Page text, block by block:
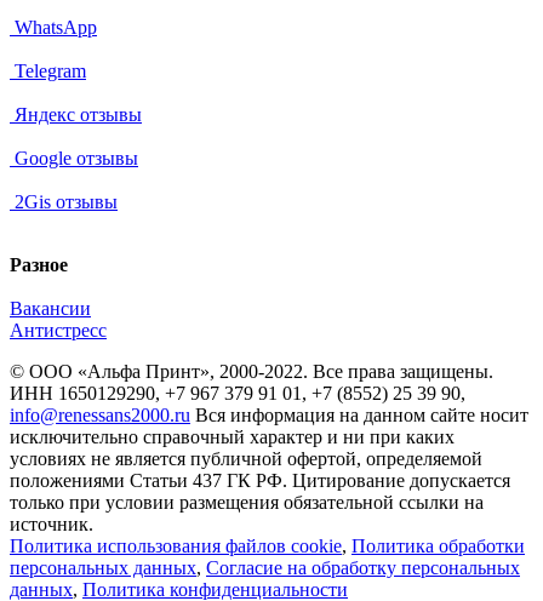
WhatsApp
Telegram
Яндекс отзывы
Google отзывы
2Gis отзывы
Разное
Вакансии
Антистресс
© ООО «Альфа Принт», 2000-2022. Все права защищены.
ИНН 1650129290, +7 967 379 91 01, +7 (8552) 25 39 90,
info@renessans2000.ru Вся информация на данном сайте носит
исключительно справочный характер и ни при каких
условиях не является публичной офертой, определяемой
положениями Статьи 437 ГК РФ. Цитирование допускается
только при условии размещения обязательной ссылки на
источник.
Политика использования файлов cookie, Политика обработки
персональных данных, Согласие на обработку персональных
данных, Политика конфиденциальности